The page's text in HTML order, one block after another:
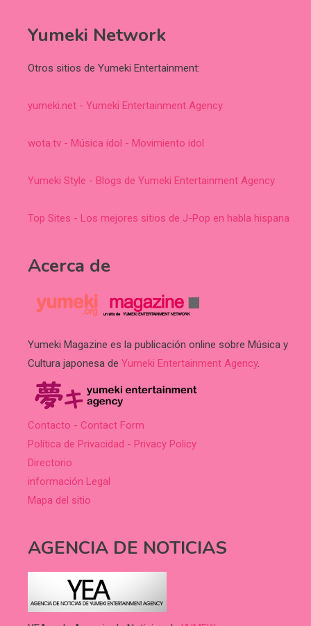
Yumeki Network
Otros sitios de Yumeki Entertainment:
yumeki.net - Yumeki Entertainment Agency
wota.tv - Música idol - Movimiento idol
Yumeki Style - Blogs de Yumeki Entertainment Agency
Top Sites - Los mejores sitios de J-Pop en habla hispana
Acerca de
Yumeki Magazine es la publicación online sobre Música y
Cultura japonesa de Yumeki Entertainment Agency.
Contacto - Contact Form
Política de Privacidad - Privacy Policy
Directorio
información Legal
Mapa del sitio
AGENCIA DE NOTICIAS